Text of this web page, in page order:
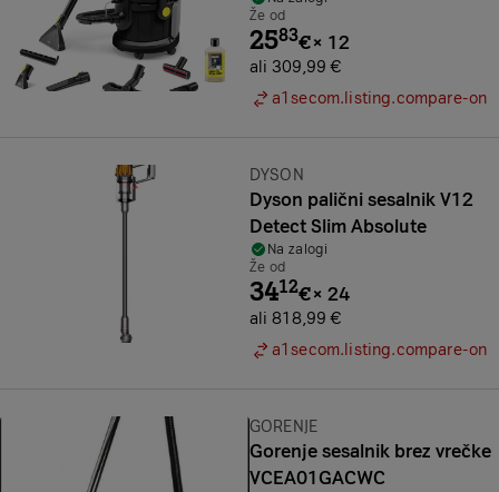
Že od
2583€× 12
ali 309,99 €
a1secom.listing.compare-on
Znamka:
DYSON
Dyson palični sesalnik V12
Detect Slim Absolute
Na zalogi
Že od
3412€× 24
ali 818,99 €
a1secom.listing.compare-on
Znamka:
GORENJE
Gorenje sesalnik brez vrečke
VCEA01GACWC